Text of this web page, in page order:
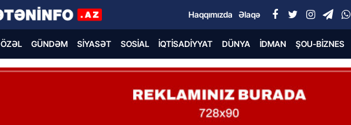
Haqqımızda Əlaqə
ÖZƏL GÜNDƏM SIYASƏT SOSIAL İQTISADIYYAT DÜNYA İDMAN ŞOU-BIZNES